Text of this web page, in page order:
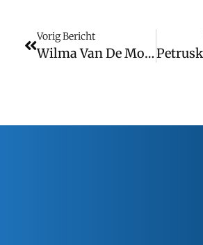
Vorig Bericht
Wilma Van De Moosdijk-Van Vugt